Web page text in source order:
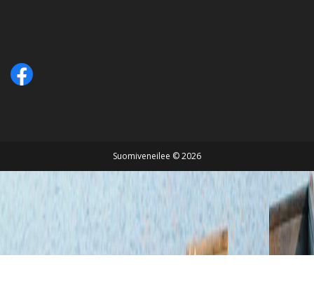
Suomiveneilee © 2026